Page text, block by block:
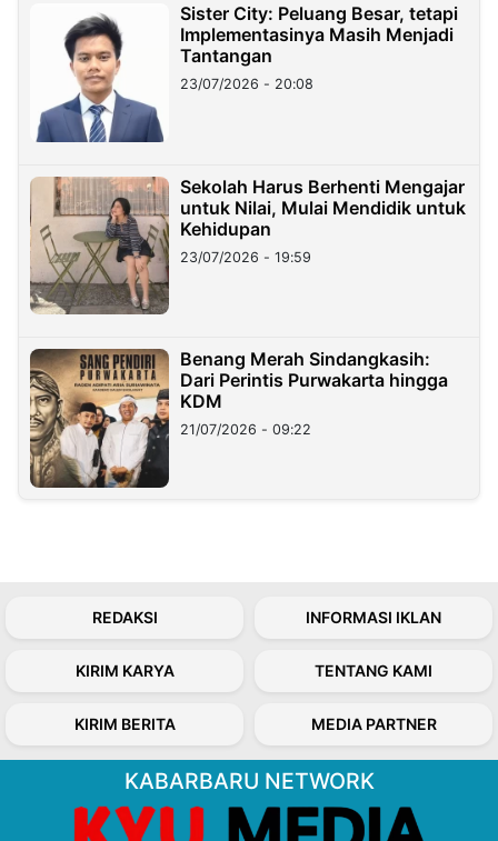
Sister City: Peluang Besar, tetapi
Implementasinya Masih Menjadi
Tantangan
23/07/2026 - 20:08
Sekolah Harus Berhenti Mengajar
untuk Nilai, Mulai Mendidik untuk
Kehidupan
23/07/2026 - 19:59
Benang Merah Sindangkasih:
Dari Perintis Purwakarta hingga
KDM
21/07/2026 - 09:22
REDAKSI INFORMASI IKLAN
KIRIM KARYA TENTANG KAMI
KIRIM BERITA MEDIA PARTNER
KABARBARU NETWORK